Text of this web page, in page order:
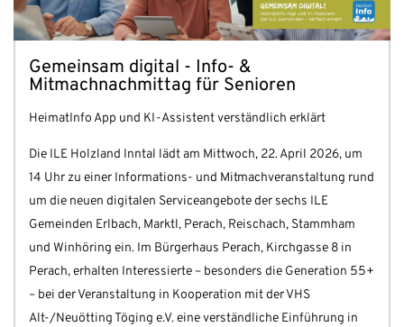
Gemeinsam digital - Info- &
Mitmachnachmittag für Senioren
HeimatInfo App und KI-Assistent verständlich erklärt
Die ILE Holzland Inntal lädt am Mittwoch, 22. April 2026, um
14 Uhr zu einer Informations- und Mitmachveranstaltung rund
um die neuen digitalen Serviceangebote der sechs ILE
Gemeinden Erlbach, Marktl, Perach, Reischach, Stammham
und Winhöring ein. Im Bürgerhaus Perach, Kirchgasse 8 in
Perach, erhalten Interessierte – besonders die Generation 55+
– bei der Veranstaltung in Kooperation mit der VHS
Alt-/Neuötting Töging e.V. eine verständliche Einführung in